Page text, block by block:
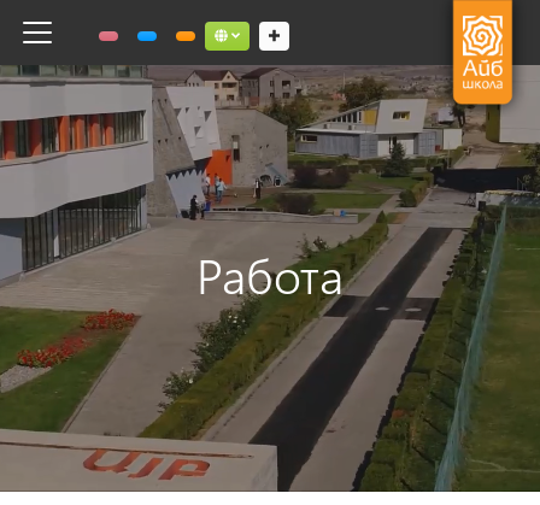
Toggle navigation Social links dropdown button
Работа